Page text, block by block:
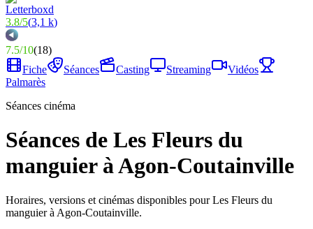
3.8/5(3,1 k)
7.5/10(18)
Fiche
Séances Casting Streaming
Vidéos
Palmarès
Séances cinéma
Séances de Les Fleurs du
manguier à Agon-Coutainville
Horaires, versions et cinémas disponibles pour Les Fleurs du
manguier à Agon-Coutainville.